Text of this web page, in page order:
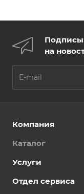
на
Компания
Каталог
Услуги
Отдел сервиса